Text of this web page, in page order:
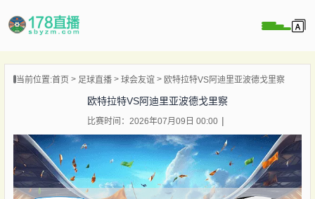
当前位置:首页 足球直播 球会友谊 欧特拉特VS阿迪里亚波德戈里察
欧特拉特VS阿迪里亚波德戈里察
比赛时间：2026年07月09日 00:00